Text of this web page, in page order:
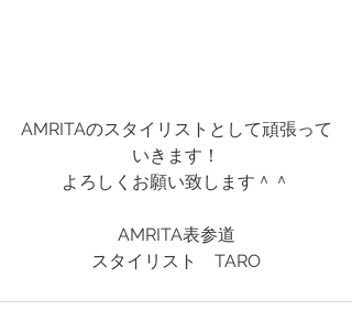
AMRITAのスタイリストとして頑張って
いきます！
よろしくお願い致します＾＾
AMRITA表参道
スタイリスト　TARO